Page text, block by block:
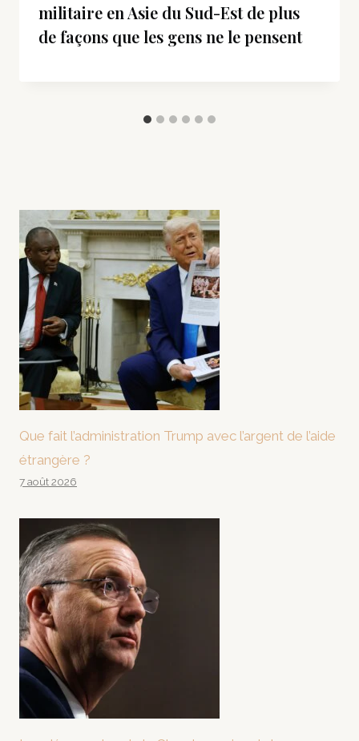
militaire en Asie du Sud-Est de plus
de façons que les gens ne le pensent
Que fait l’administration Trump avec l’argent de l’aide
étrangère ?
7 août 2026